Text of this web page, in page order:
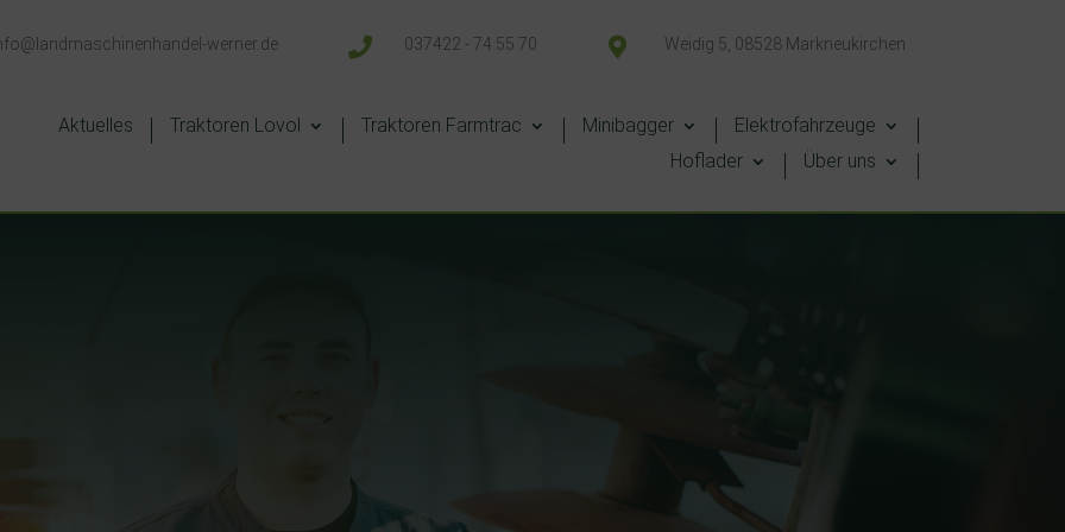
werner.de  037422 - 74 55 70  Weidig 5, 08528 Markneukirchen
Aktuelles Traktoren Lovol Traktoren Farmtrac Minibagger
Elektrofahrzeuge
Hoflader
Über uns